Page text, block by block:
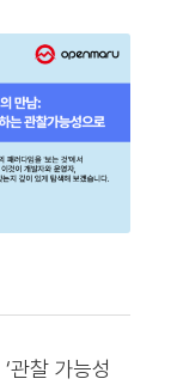
관찰 가능성